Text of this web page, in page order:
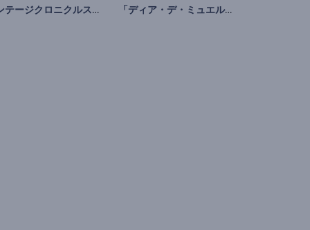
ビンテージクロニクルスライドショー 「ディア・デ・ミュエルトス」アニメーション